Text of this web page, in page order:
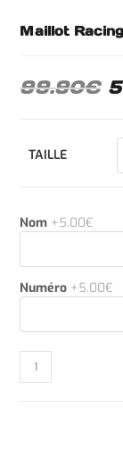
Maillot
99.90€
TAILLE
Nom +5.00€
Numéro +5.00€